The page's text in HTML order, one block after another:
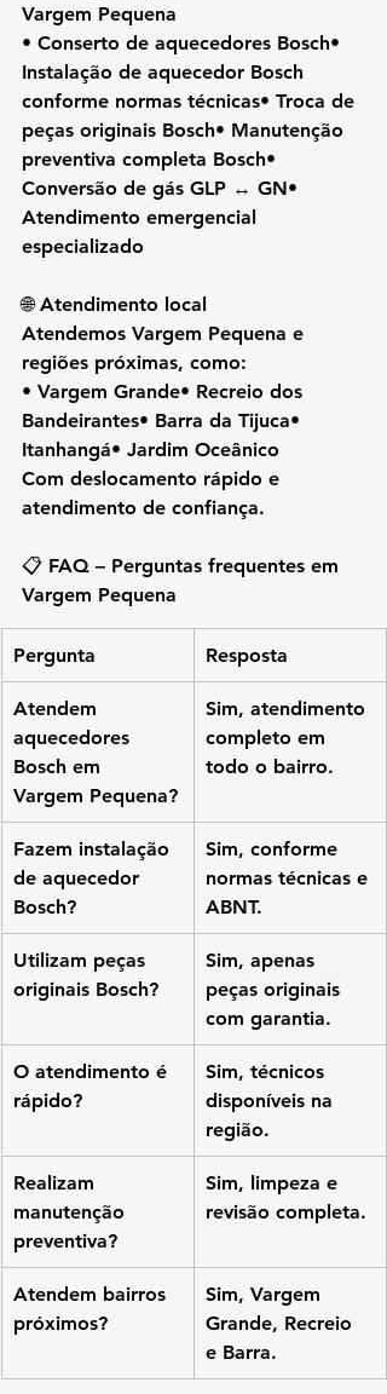
Vargem Pequena
• Conserto de aquecedores Bosch•
Instalação de aquecedor Bosch
conforme normas técnicas• Troca de
peças originais Bosch• Manutenção
preventiva completa Bosch•
Conversão de gás GLP ↔ GN•
Atendimento emergencial
especializado
🌐 Atendimento local
Atendemos Vargem Pequena e
regiões próximas, como:
• Vargem Grande• Recreio dos
Bandeirantes• Barra da Tijuca•
Itanhangá• Jardim Oceânico
Com deslocamento rápido e
atendimento de confiança.
📋 FAQ – Perguntas frequentes em
Vargem Pequena
Pergunta Resposta
Atendem
aquecedores
Bosch em
Vargem Pequena?
Sim, atendimento
completo em
todo o bairro.
Fazem instalação
de aquecedor
Bosch?
Sim, conforme
normas técnicas e
ABNT.
Utilizam peças
originais Bosch?
Sim, apenas
peças originais
com garantia.
O atendimento é
rápido?
Sim, técnicos
disponíveis na
região.
Realizam
manutenção
preventiva?
Sim, limpeza e
revisão completa.
Atendem bairros
próximos?
Sim, Vargem
Grande, Recreio
e Barra.